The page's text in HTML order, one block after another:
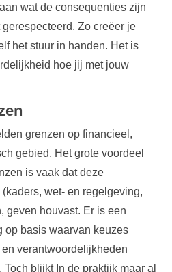
wat de consequenties zijn
Zo creëer je
het stuur in handen. Het is
hoe jij met jouw
grenzen op financieel,
gebied. Het grote voordeel
is vaak dat deze
wet- en regelgeving,
geven houvast. Er is een
op basis waarvan keuzes
verantwoordelijkheden
blijkt In de praktijk maar al